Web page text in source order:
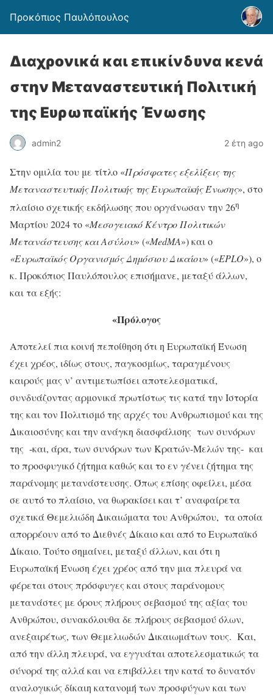
Προκόπιος Παυλόπουλος
Διαχρονικά και επικίνδυνα κενά
στην Μεταναστευτική Πολιτική
της Ευρωπαϊκής Ένωσης
admin2 2 έτη ago
Στην ομιλία του με τίτλο «Πρόσφατες εξελίξεις της
Μεταναστευτικής Πολιτικής της Ευρωπαϊκής Ένωσης», στο
πλαίσιο σχετικής εκδήλωσης που οργάνωσαν την 26η
Μαρτίου 2024 το «Μεσογειακό Κέντρο Πολιτικών
Μετανάστευσης και Ασύλου» («MedMΑ») και ο
«Ευρωπαϊκός Οργανισμός Δημόσιου Δικαίου» («EPLO»), ο
κ. Προκόπιος Παυλόπουλος επισήμανε, μεταξύ άλλων,
και τα εξής:
«Πρόλογος
Αποτελεί πια κοινή πεποίθηση ότι η Ευρωπαϊκή Ένωση
έχει χρέος, ιδίως στους, παγκοσμίως, ταραγμένους
καιρούς μας ν’ αντιμετωπίσει αποτελεσματικά,
συνδυάζοντας αρμονικά πρωτίστως τις κατά την Ιστορία
της και τον Πολιτισμό της αρχές του Ανθρωπισμού και της
Δικαιοσύνης και την ανάγκη διασφάλισης των συνόρων
της -και, άρα, των συνόρων των Κρατών-Μελών της- και
το προσφυγικό ζήτημα καθώς και το εν γένει ζήτημα της
παράνομης μετανάστευσης. Όπως επίσης οφείλει, μέσα
σε αυτό το πλαίσιο, να θωρακίσει και τ’ αναφαίρετα
σχετικά Θεμελιώδη Δικαιώματα του Ανθρώπου, τα οποία
απορρέουν από το Διεθνές Δίκαιο και από το Ευρωπαϊκό
Δίκαιο. Τούτο σημαίνει, μεταξύ άλλων, και ότι η
Ευρωπαϊκή Ένωση έχει χρέος από την μια πλευρά να
φέρεται στους πρόσφυγες και στους παράνομους
μετανάστες με όρους πλήρους σεβασμού της αξίας του
Ανθρώπου, συνακόλουθα δε πλήρους σεβασμού όλων,
ανεξαιρέτως, των Θεμελιωδών Δικαιωμάτων τους. Και,
από την άλλη πλευρά, να εγγυάται αποτελεσματικώς τα
σύνορά της αλλά και να επιβάλλει την κατά το δυνατόν
αναλογικώς δίκαιη κατανομή των προσφύγων και των